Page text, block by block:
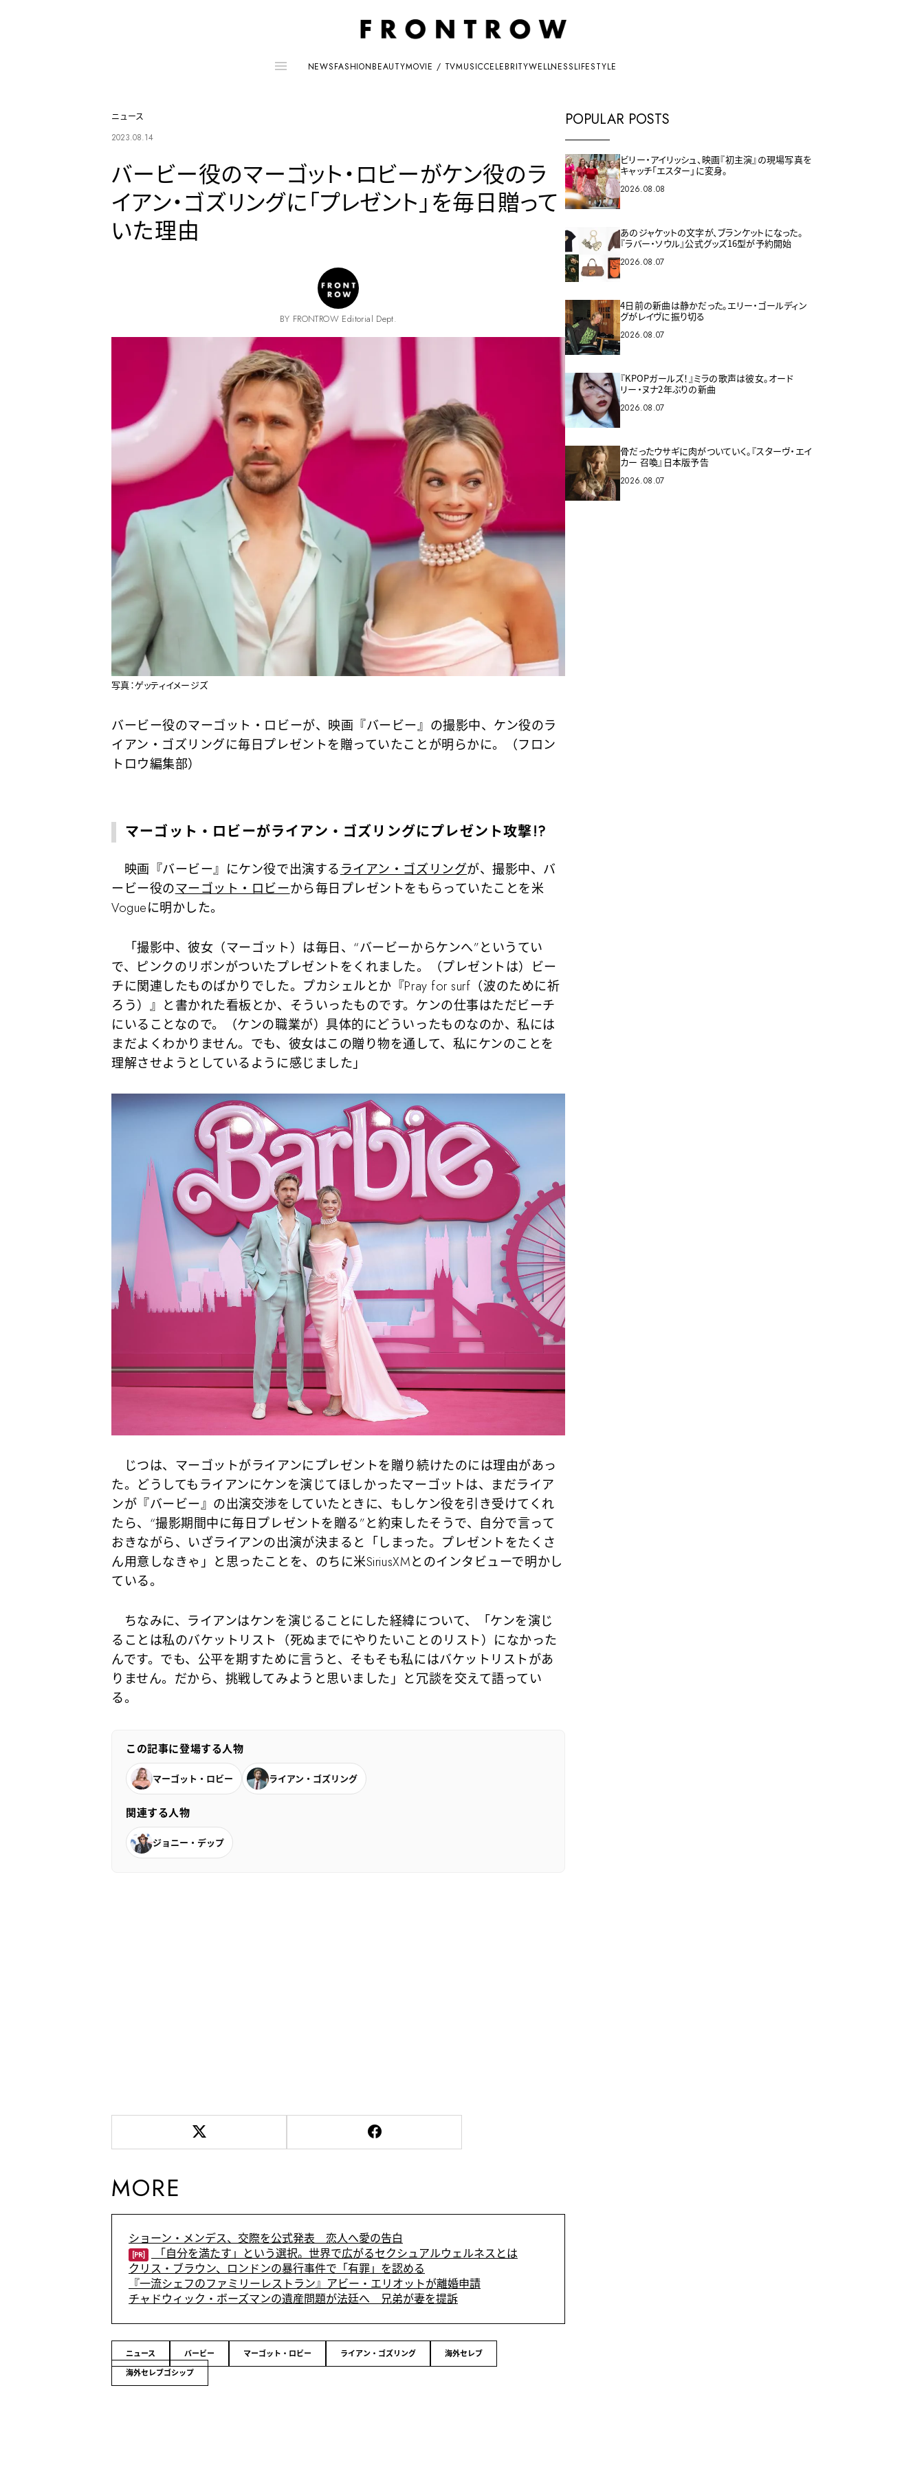
NEWSFASHIONBEAUTYMOVIE / TVMUSICCELEBRITYWELLNESSLIFESTYLE
ニュース
2023.08.14
バービー役のマーゴット・ロビーがケン役のラ
イアン・ゴズリングに「プレゼント」を毎日贈って
いた理由
BY FRONTROW Editorial Dept.
写真：ゲッティイメージズ
バービー役のマーゴット・ロビーが、映画『バービー』の撮影中、ケン役のラ
イアン・ゴズリングに毎日プレゼントを贈っていたことが明らかに。（フロン
トロウ編集部）
マーゴット・ロビーがライアン・ゴズリングにプレゼント攻撃!?
映画『バービー』にケン役で出演するライアン・ゴズリングが、撮影中、バ
ービー役のマーゴット・ロビーから毎日プレゼントをもらっていたことを米
Vogueに明かした。
「撮影中、彼女（マーゴット）は毎日、“バービーからケンへ”というてい
で、ピンクのリボンがついたプレゼントをくれました。（プレゼントは）ビー
チに関連したものばかりでした。プカシェルとか『Pray for surf（波のために祈
ろう）』と書かれた看板とか、そういったものです。ケンの仕事はただビーチ
にいることなので。（ケンの職業が）具体的にどういったものなのか、私には
まだよくわかりません。でも、彼女はこの贈り物を通して、私にケンのことを
理解させようとしているように感じました」
じつは、マーゴットがライアンにプレゼントを贈り続けたのには理由があっ
た。どうしてもライアンにケンを演じてほしかったマーゴットは、まだライア
ンが『バービー』の出演交渉をしていたときに、もしケン役を引き受けてくれ
たら、“撮影期間中に毎日プレゼントを贈る”と約束したそうで、自分で言って
おきながら、いざライアンの出演が決まると「しまった。プレゼントをたくさ
ん用意しなきゃ」と思ったことを、のちに米SiriusXMとのインタビューで明かし
ている。
ちなみに、ライアンはケンを演じることにした経緯について、「ケンを演じ
ることは私のバケットリスト（死ぬまでにやりたいことのリスト）になかった
んです。でも、公平を期すために言うと、そもそも私にはバケットリストがあ
りません。だから、挑戦してみようと思いました」と冗談を交えて語ってい
る。
この記事に登場する人物
マーゴット・ロビー ライアン・ゴズリング
関連する人物
ジョニー・デップ
MORE
ショーン・メンデス、交際を公式発表 恋人へ愛の告白
[PR]
「自分を満たす」という選択。世界で広がるセクシュアルウェルネスとは
クリス・ブラウン、ロンドンの暴行事件で「有罪」を認める
『一流シェフのファミリーレストラン』アビー・エリオットが離婚申請
チャドウィック・ボーズマンの遺産問題が法廷へ 兄弟が妻を提訴
ニュース バービー マーゴット・ロビー ライアン・ゴズリング
海外セレブ
海外セレブゴシップ
POPULAR POSTS
ビリー・アイリッシュ、映画『初主演』の現場写真を
キャッチ「エスター」に変身。
2026.08.08
あのジャケットの文字が、ブランケットになった。
『ラバー・ソウル』公式グッズ16型が予約開始
2026.08.07
4日前の新曲は静かだった。エリー・ゴールディン
グがレイヴに振り切る
2026.08.07
『KPOPガールズ！』ミラの歌声は彼女。オード
リー・ヌナ2年ぶりの新曲
2026.08.07
骨だったウサギに肉がついていく。『スターヴ・エイ
カー 召喚』日本版予告
2026.08.07